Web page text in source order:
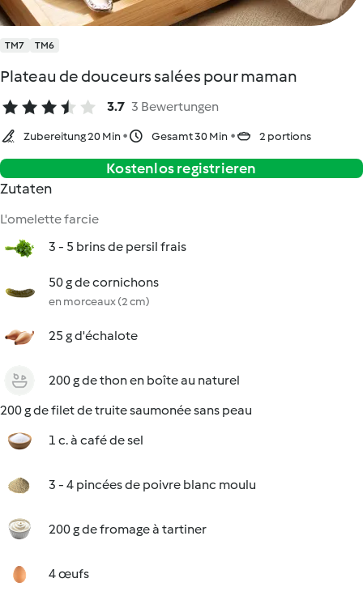
TM7 TM6
Plateau de douceurs salées pour maman
3.7 3 Bewertungen
Zubereitung 20 Min Gesamt 30 Min 2 portions
Kostenlos registrieren
Zutaten
L'omelette farcie
3 - 5 brins de persil frais
50 g de cornichons
en morceaux (2 cm)
25 g d'échalote
200 g de thon en boîte au naturel
200 g de filet de truite saumonée sans peau
1 c. à café de sel
3 - 4 pincées de poivre blanc moulu
200 g de fromage à tartiner
4 œufs